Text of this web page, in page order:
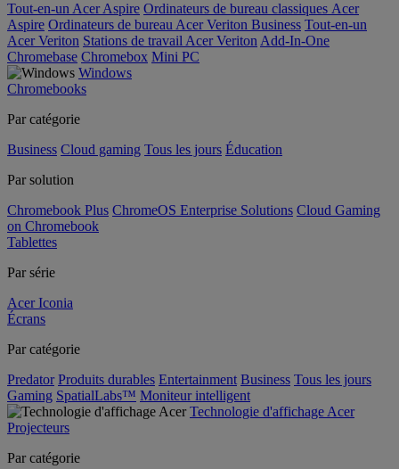
Tout-en-un Acer Aspire Ordinateurs de bureau classiques Acer
Aspire Ordinateurs de bureau Acer Veriton Business Tout-en-un
Acer Veriton Stations de travail Acer Veriton Add-In-One
Chromebase Chromebox Mini PC
Windows
Chromebooks
Par catégorie
Business Cloud gaming Tous les jours Éducation
Par solution
Chromebook Plus ChromeOS Enterprise Solutions Cloud Gaming
on Chromebook
Tablettes
Par série
Acer Iconia
Écrans
Par catégorie
Predator Produits durables Entertainment Business Tous les jours
Gaming SpatialLabs™ Moniteur intelligent
Technologie d'affichage Acer
Projecteurs
Par catégorie